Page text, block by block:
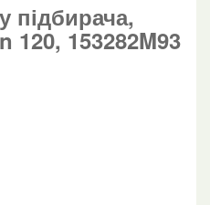
підбирача,
120, 153282M93